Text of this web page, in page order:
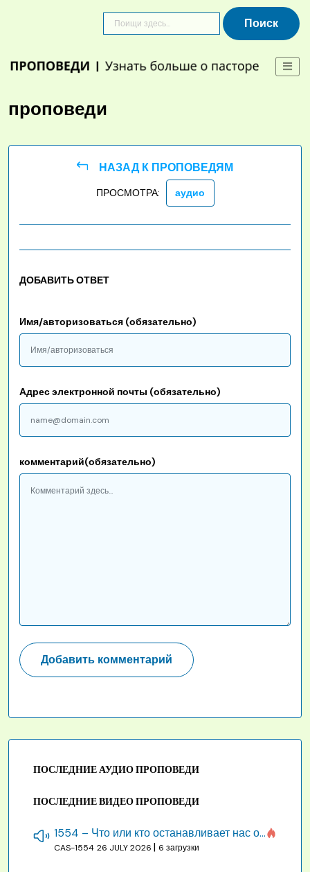
проповеди
НАЗАД К ПРОПОВЕДЯМ
ПРОСМОТРА: аудио
ДОБАВИТЬ ОТВЕТ
комментарий(обязательно)
Имя/авторизоваться (обязательно)
Адрес электронной почты (обязательно)
ПОСЛЕДНИЕ АУДИО ПРОПОВЕДИ
ПОСЛЕДНИЕ ВИДЕО ПРОПОВЕДИ
1554 – Что или кто останавливает нас от созидания строения Божия
CAS-1554 26 JULY 2026 | 6 загрузки